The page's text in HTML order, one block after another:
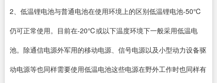
2、低温锂电池与普通电池在使用环境上的区别低温锂电池-50℃
仍可正常使用。目前在-20℃或以下温度环境下一般采用低温电
池。除通信电源外军用的移动电源、信号电源以及小型动力设备驱
动电源等也同样需要使用低温电池这些电源在野外工作时也同样有